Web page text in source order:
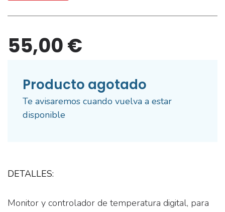
55,00 €
Producto agotado
Te avisaremos cuando vuelva a estar
disponible
DETALLES:
Monitor y controlador de temperatura digital, para